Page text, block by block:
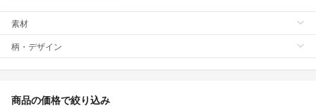
素材
柄・デザイン
商品の価格で絞り込み